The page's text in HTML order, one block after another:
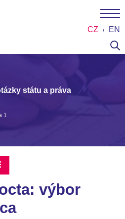
CZ EN
státu a práva
1
výbor